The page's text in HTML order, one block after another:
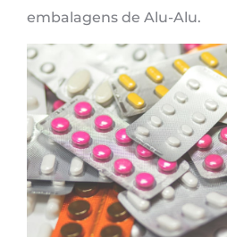
embalagens de Alu-Alu.